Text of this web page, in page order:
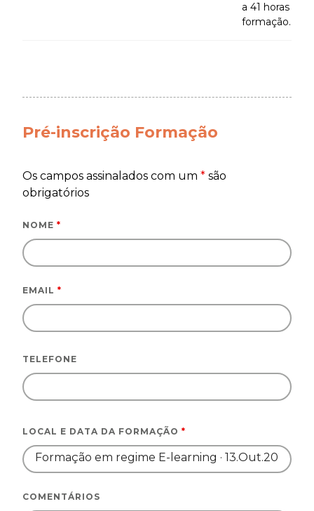
a 41 horas de
formação.
Pré-inscrição Formação
Os campos assinalados com um * são
obrigatórios
NOME *
EMAIL *
TELEFONE
LOCAL E DATA DA FORMAÇÃO *
COMENTÁRIOS